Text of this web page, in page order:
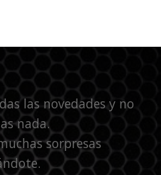
las novedades y no
nada.
sorpresas